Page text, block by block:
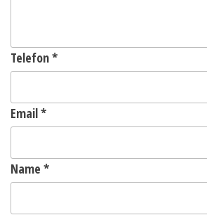
Telefon*
Email*
Name *